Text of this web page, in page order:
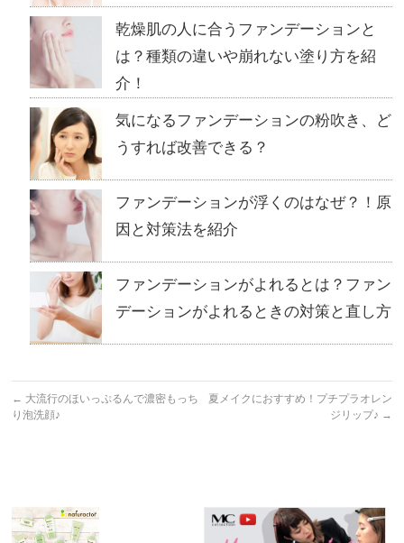
乾燥肌の人に合うファンデーションと
は？種類の違いや崩れない塗り方を紹
介！
気になるファンデーションの粉吹き、ど
うすれば改善できる？
ファンデーションが浮くのはなぜ？！原
因と対策法を紹介
ファンデーションがよれるとは？ファン
デーションがよれるときの対策と直し方
← 大流行のほいっぷるんで濃密もっち
り泡洗顔♪
夏メイクにおすすめ！プチプラオレン
ジリップ♪ →